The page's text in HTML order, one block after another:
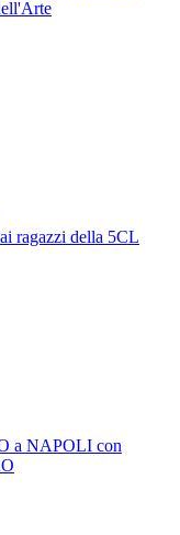
ragazzi della 5CL
a NAPOLI con